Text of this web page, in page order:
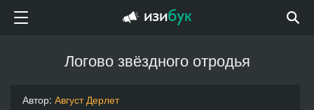
Логово звёздного отродья
Автор: Август Дерлет